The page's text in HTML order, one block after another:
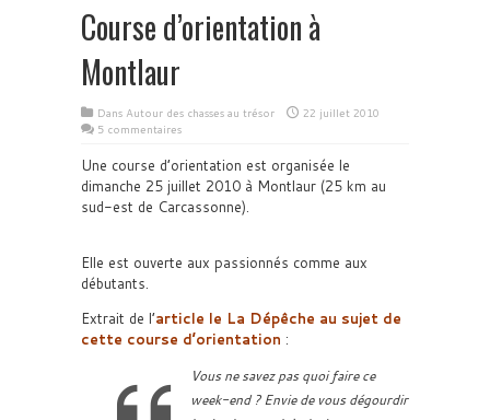
Course d’orientation à
Montlaur
Dans Autour des chasses au trésor
22 juillet 2010
5 commentaires
Une course d’orientation est organisée le
dimanche 25 juillet 2010 à Montlaur (25 km au
sud-est de Carcassonne).
Elle est ouverte aux passionnés comme aux
débutants.
Extrait de l’article le La Dépêche au sujet de
cette course d’orientation :
Vous ne savez pas quoi faire ce
week-end ? Envie de vous dégourdir